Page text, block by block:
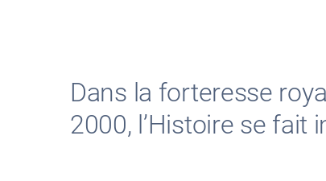
Dans la forteresse
2000, l’Histoire se fait